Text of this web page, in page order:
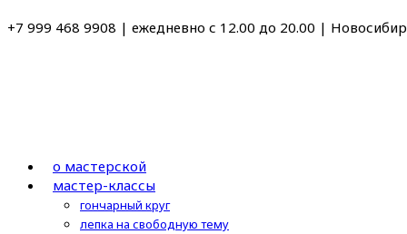
к
+7 999 468 9908 | ежедневно с 12.00 до 20.00 |
о мастерской
мастер-классы
гончарный круг
лепка на свободную тему